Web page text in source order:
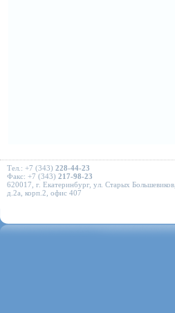
Тел.: +7 (343) 228-44-23
Факс: +7 (343) 217-98-23
620017, г. Екатеринбург, ул. Старых Большевиков,
д.2а, корп.2, офис 407